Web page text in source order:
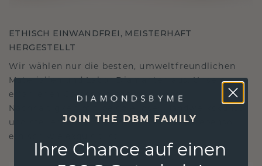
ETHISCH EINWANDFREI, MEISTERHAFT
HERGESTELLT
Wir wählen nur die besten, umweltfreundlichen
Materialien und Labor Diamanten aus. Unsere
erfahrenen Goldschmiede verbinden
Nachhaltigkeit mit beispielloser Handwerkskunst
und stellen so sicher, dass Ihr Schmuck ebenso
ethisch wie exquisit ist.
JOIN THE DBM FAMILY
Ihre Chance auf einen